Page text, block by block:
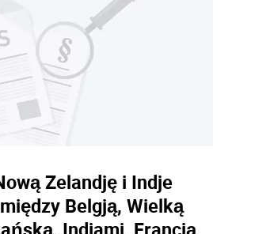
Zelandję i Indje
Belgją, Wielką